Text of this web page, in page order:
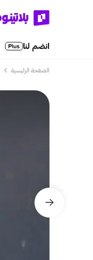
انضم لنا
الصفحة الرئيسية